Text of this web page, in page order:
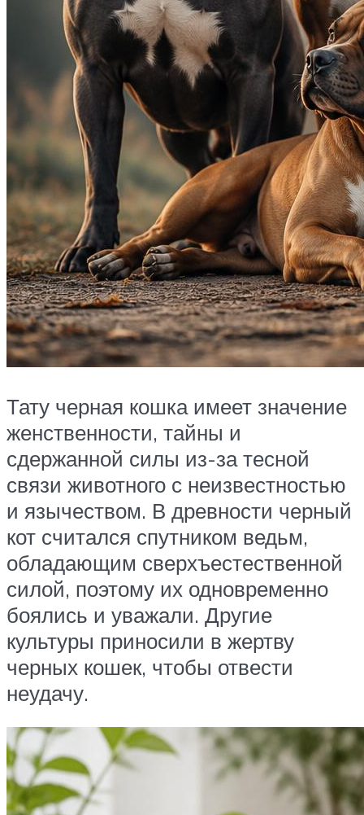
Тату черная кошка имеет значение
женственности, тайны и
сдержанной силы из-за тесной
связи животного с неизвестностью
и язычеством. В древности черный
кот считался спутником ведьм,
обладающим сверхъестественной
силой, поэтому их одновременно
боялись и уважали. Другие
культуры приносили в жертву
черных кошек, чтобы отвести
неудачу.